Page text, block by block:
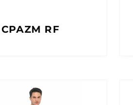
CPAZM RF